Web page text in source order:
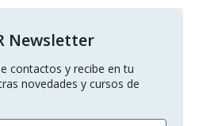
Newsletter
contactos y recibe en tu
novedades y cursos de